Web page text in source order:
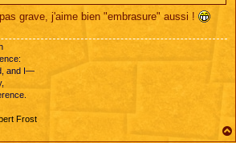
grave, j'aime bien "embrasure" aussi !
and I—
Frost